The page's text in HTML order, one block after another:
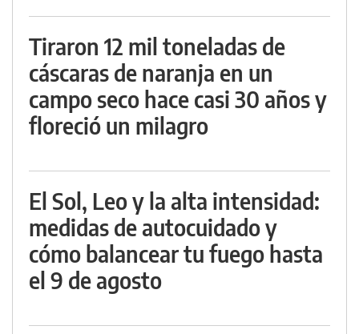
Tiraron 12 mil toneladas de
cáscaras de naranja en un
campo seco hace casi 30 años y
floreció un milagro
El Sol, Leo y la alta intensidad:
medidas de autocuidado y
cómo balancear tu fuego hasta
el 9 de agosto